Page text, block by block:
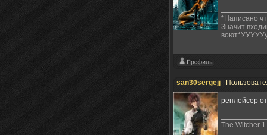
*Написано
Значит
san30sergejj
реплейсер
The Witcher